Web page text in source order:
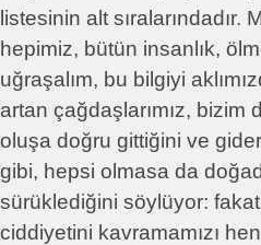
listesinin alt sıralarındadır.
hepimiz, bütün insanlık,
uğraşalım, bu bilgiyi
artan çağdaşlarımız,
oluşa doğru gittiğini ve
gibi, hepsi olmasa da
sürüklediğini söylüyor:
ciddiyetini kavramamızı